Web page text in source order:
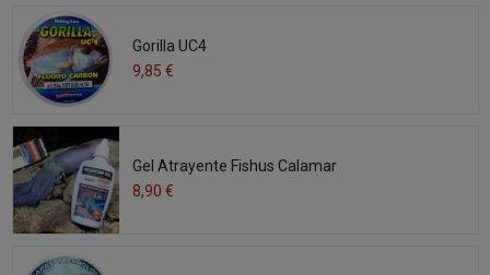
Gorilla UC4
9,85 €
Gel Atrayente Fishus Calamar
8,90 €